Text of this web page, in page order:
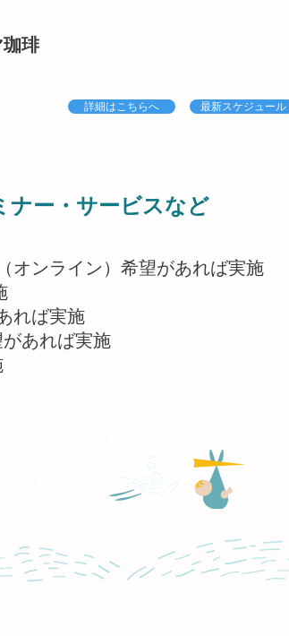
琲
詳細はこちらへ 最新スケジュール
ナー・サービスなど
オンライン）希望があれば実施
れば実施
あれば実施